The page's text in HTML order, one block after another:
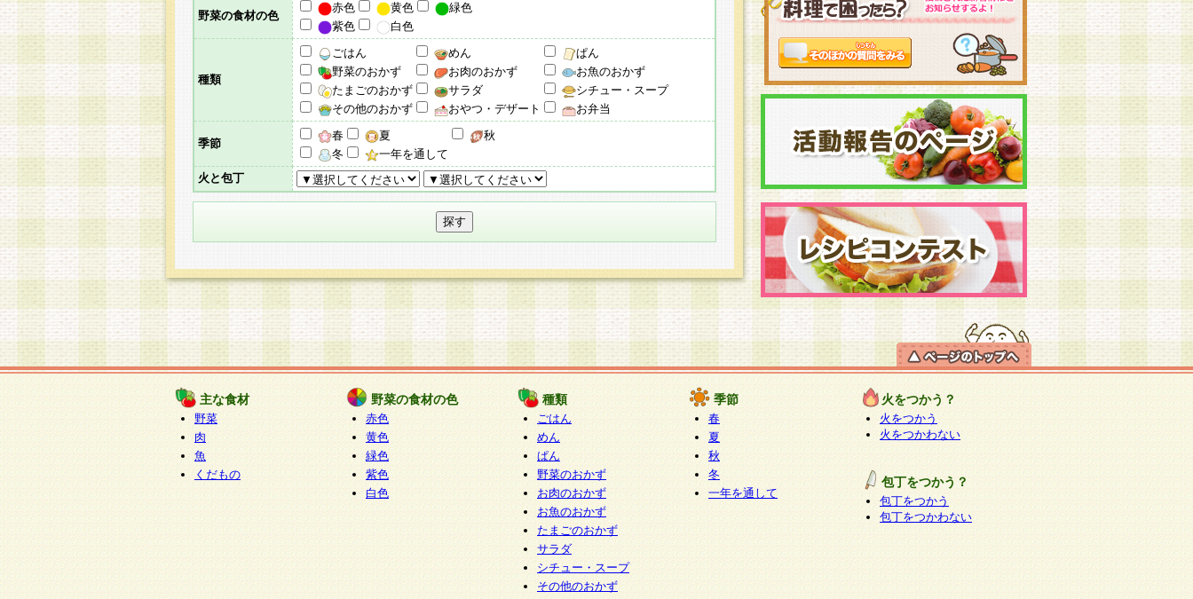
野菜の食材の色
赤色 黄色
緑色
紫色
白色
種類
ごはん めん
ぱん
野菜のおかず
お肉のおかず
お魚のおかず
たまごのおかず
サラダ
シチュー・スープ
その他のおかず
おやつ・デザート お弁当
季節
春 夏
秋
冬
一年を通して
火と包丁
主な食材
野菜
肉
魚
くだもの
野菜の食材の色
赤色
黄色
緑色
紫色
白色
種類
ごはん
めん
ぱん
野菜のおかず
お肉のおかず
お魚のおかず
たまごのおかず
サラダ
シチュー・スープ
その他のおかず
季節
春
夏
秋
冬
一年を通して
火をつかう？
火をつかう
火をつかわない
包丁をつかう？
包丁をつかう
包丁をつかわない